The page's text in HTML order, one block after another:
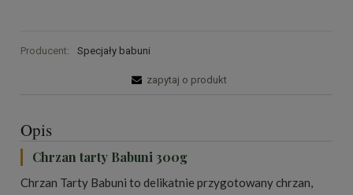
Producent: Specjały babuni
zapytaj o produkt
Opis
Chrzan tarty Babuni 300g
Chrzan Tarty Babuni to delikatnie przygotowany chrzan,